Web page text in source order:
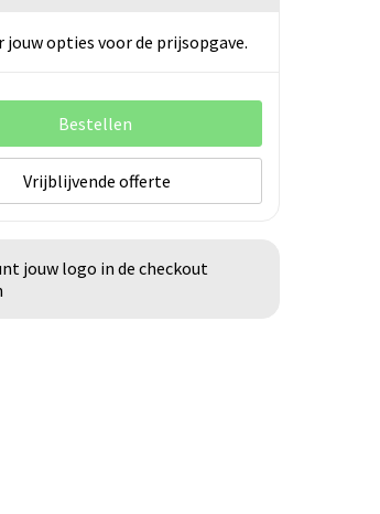
jouw opties voor de prijsopgave.
Bestellen
Vrijblijvende offerte
jouw logo in de checkout